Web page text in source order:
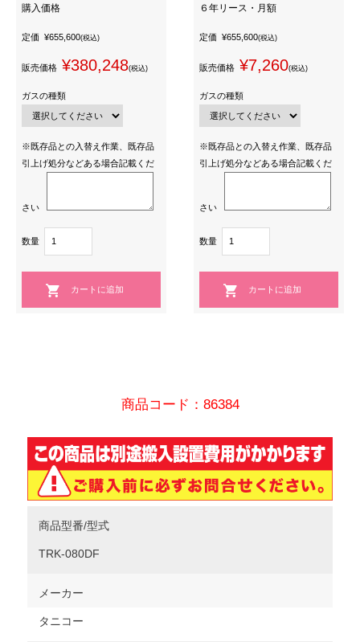
購入価格
定価 ¥655,600(税込)
販売価格 ¥380,248(税込)
ガスの種類
※既存品との入替え作業、既存品
引上げ処分などある場合記載くだ
さい
数量
６年リース・月額
定価 ¥655,600(税込)
販売価格 ¥7,260(税込)
ガスの種類
※既存品との入替え作業、既存品
引上げ処分などある場合記載くだ
さい
数量
商品コード：86384
商品型番/型式
TRK-080DF
メーカー
タニコー